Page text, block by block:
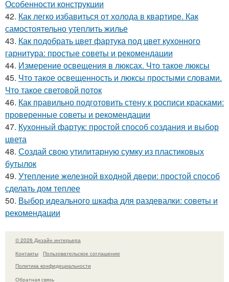
Особенности конструкции
42. Как легко избавиться от холода в квартире. Как
самостоятельно утеплить жилье
43. Как подобрать цвет фартука под цвет кухонного
гарнитура: простые советы и рекомендации
44. Измерение освещения в люксах. Что такое люксы
45. Что такое освещенность и люксы простыми словами.
Что такое световой поток
46. Как правильно подготовить стену к росписи красками:
проверенные советы и рекомендации
47. Кухонный фартук: простой способ создания и выбор
цвета
48. Создай свою утилитарную сумку из пластиковых
бутылок
49. Утепление железной входной двери: простой способ
сделать дом теплее
50. Выбор идеального шкафа для раздевалки: советы и
рекомендации
© 2026 Дизайн интерьера
Контакты
Пользовательское соглашение
Политика конфидециальности
Обратная связь